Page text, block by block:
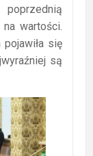
wartości.
się
są